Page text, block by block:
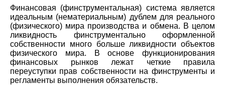
Финансовая (финструментальная) система является
идеальным (нематериальным) дублем для реального
(физического) мира производства и обмена. В целом
ликвидность финструментально оформленной
собственности много больше ликвидности объектов
физического мира. В основе функционирования
финансовых рынков лежат четкие правила
переуступки прав собственности на финструменты и
регламенты выполнения обязательств.